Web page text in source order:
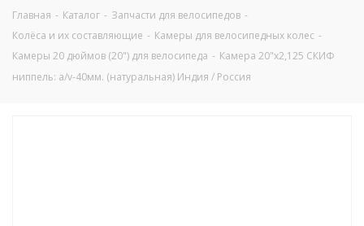
Главная - Каталог - Запчасти для велосипедов -
Колёса и их составляющие - Камеры для велосипедных колес -
Камеры 20 дюймов (20") для велосипеда - Камера 20"х2,125 СКИФ
ниппель: a/v-40мм. (натуральная) Индия / Россия